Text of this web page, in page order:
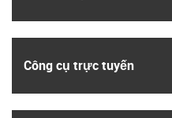
Công cụ trực tuyến